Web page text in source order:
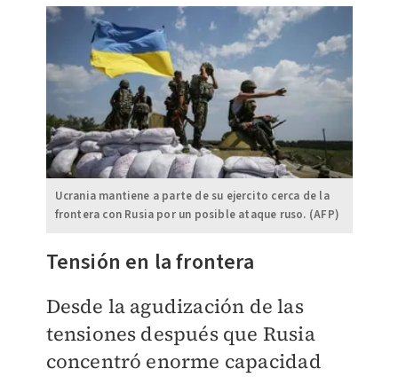
Ucrania mantiene a parte de su ejercito cerca de la
frontera con Rusia por un posible ataque ruso. (AFP)
Tensión en la frontera
Desde la agudización de las
tensiones después que Rusia
concentró enorme capacidad